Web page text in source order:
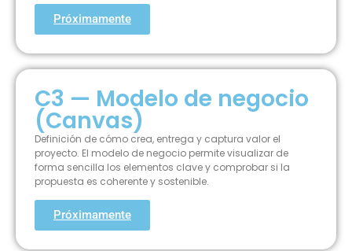
Próximamente
C3 — Modelo de negocio
(Canvas)
Definición de cómo crea, entrega y captura valor el
proyecto. El modelo de negocio permite visualizar de
forma sencilla los elementos clave y comprobar si la
propuesta es coherente y sostenible.
Próximamente